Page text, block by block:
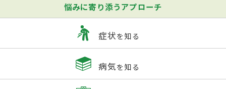
悩みに寄り添うアプローチ
症状を知る
病気を知る